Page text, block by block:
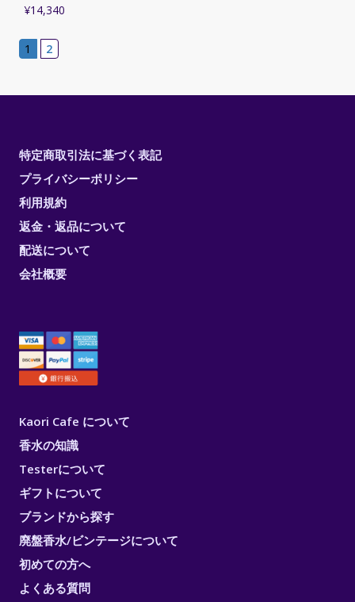
¥14,340
1 2
特定商取引法に基づく表記
プライバシーポリシー
利用規約
返金・返品について
配送について
会社概要
Kaori Cafe について
香水の知識
Testerについて
ギフトについて
ブランドから探す
廃盤香水/ビンテージについて
初めての方へ
よくある質問